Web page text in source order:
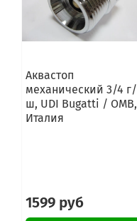
Аквастоп
механический 3/4 г/
ш, UDI Bugatti / OMB,
Италия
1599 руб